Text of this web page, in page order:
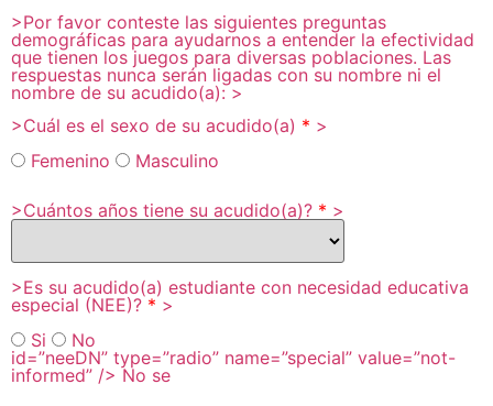
>Por favor conteste las siguientes preguntas
demográficas para ayudarnos a entender la efectividad
que tienen los juegos para diversas poblaciones. Las
respuestas nunca serán ligadas con su nombre ni el
nombre de su acudido(a): >
>Cuál es el sexo de su acudido(a) * >
Femenino
Masculino
>Cuántos años tiene su acudido(a)? * >
>Es su acudido(a) estudiante con necesidad educativa
especial (NEE)? * >
Si
No
id=”neeDN” type=”radio” name=”special” value=”not-
informed” /> No se